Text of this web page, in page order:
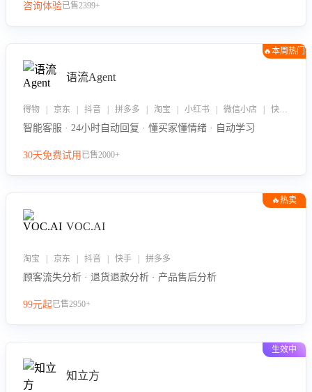
咨询体验已售2399+
🔥本周热门
语流Agent
得物 | 京东 | 抖音 | 拼多多 | 淘宝 | 小红书 | 微信小店 | 快手 | 唯品会
智能客服 · 24小时自动回复 · 懂买家懂情绪 · 自动学习
30天免费试用 已售2000+
🔥热卖
VOC.AI
淘宝 | 京东 | 抖音 | 快手 | 拼多多
顾客流失分析 · 退货退款分析 · 产品售后分析
99元起已售2950+
生效中
知立方